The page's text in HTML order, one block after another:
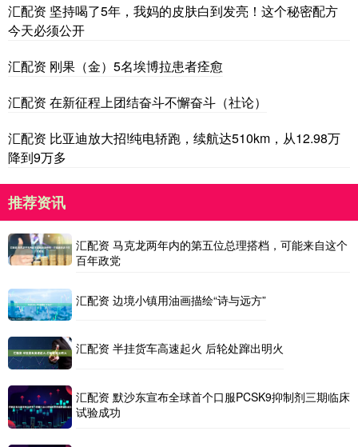
汇配资 坚持喝了5年，我妈的皮肤白到发亮！这个秘密配方
今天必须公开
汇配资 刚果（金）5名埃博拉患者痊愈
汇配资 在新征程上团结奋斗不懈奋斗（社论）
汇配资 比亚迪放大招!纯电轿跑，续航达510km，从12.98万
降到9万多
推荐资讯
汇配资 马克龙两年内的第五位总理搭档，可能来自这个
百年政党
汇配资 边境小镇用油画描绘“诗与远方”
汇配资 半挂货车高速起火 后轮处蹿出明火
汇配资 默沙东宣布全球首个口服PCSK9抑制剂三期临床
试验成功